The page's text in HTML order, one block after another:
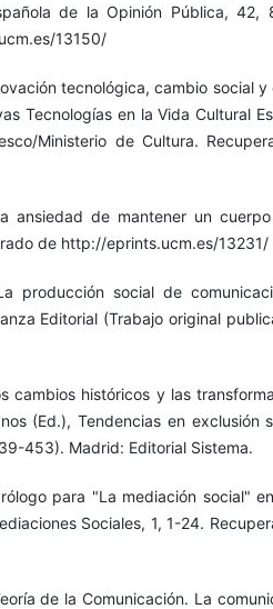
de la Opinión Pública, 42,
13150/
tecnológica, cambio social y
Tecnologías en la Vida Cultural
Ministerio de Cultura.
ansiedad de mantener un
de http://eprints.ucm.es/13231/
producción social de
Editorial (Trabajo original
cambios históricos y las
(Ed.), Tendencias en exclusión
453). Madrid: Editorial Sistema.
para "La mediación social"
Sociales, 1, 1-24.
de la Comunicación. La